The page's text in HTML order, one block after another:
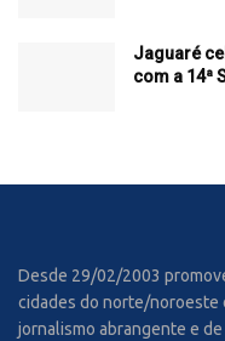
Jaguaré
com a 14ª
Desde 29/02/2003
cidades do norte/noroeste
jornalismo abrangente e